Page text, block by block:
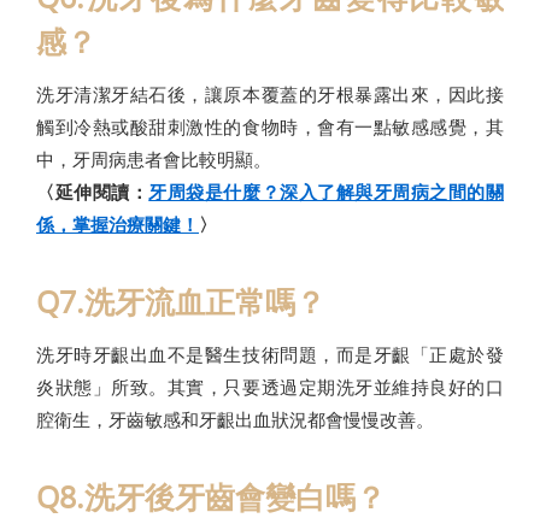
感？
洗牙清潔牙結石後，讓原本覆蓋的牙根暴露出來，因此接
觸到冷熱或酸甜刺激性的食物時，會有一點敏感感覺，其
中，牙周病患者會比較明顯。
〈延伸閱讀： 牙周袋是什麼？深入了解與牙周病之間的關
係，掌握治療關鍵！ 〉
Q7.洗牙流血正常嗎？
洗牙時牙齦出血不是醫生技術問題，而是牙齦「正處於發
炎狀態」所致。其實，只要透過定期洗牙並維持良好的口
腔衛生，牙齒敏感和牙齦出血狀況都會慢慢改善。
Q8.洗牙後牙齒會變白嗎？